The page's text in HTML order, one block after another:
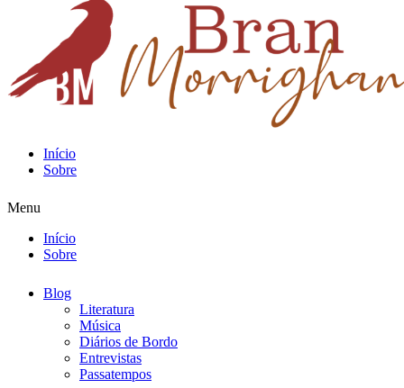
Início
Sobre
Menu
Início
Sobre
Blog
Literatura
Música
Diários de Bordo
Entrevistas
Passatempos